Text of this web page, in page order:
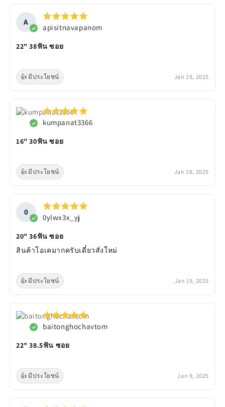
A
apisitnavapanom
22" 38ฟัน ซอย
👍 มีประโยชน์ Jan 29, 2025
kumpanat3366
16" 30ฟัน ซอย
👍 มีประโยชน์ Jan 28, 2025
0
0ylwx3x_yj
20" 36ฟัน ซอย
สินค้าโอเคมากครับเดี๋ยวสั่งใหม่
👍 มีประโยชน์ Jan 19, 2025
baitonghochavtom
22" 38.5ฟัน ซอย
👍 มีประโยชน์ Jan 9, 2025